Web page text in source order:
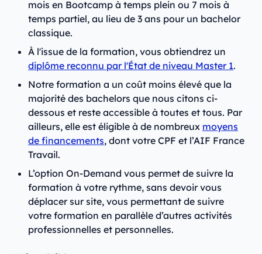
mois en Bootcamp à temps plein ou 7 mois à
temps partiel, au lieu de 3 ans pour un bachelor
classique.
À l'issue de la formation, vous obtiendrez un
diplôme reconnu par l'État de niveau Master 1.
Notre formation a un coût moins élevé que la
majorité des bachelors que nous citons ci-
dessous et reste accessible à toutes et tous. Par
ailleurs, elle est éligible à de nombreux moyens
de financements, dont votre CPF et l’AIF France
Travail.
L’option On-Demand vous permet de suivre la
formation à votre rythme, sans devoir vous
déplacer sur site, vous permettant de suivre
votre formation en parallèle d’autres activités
professionnelles et personnelles.